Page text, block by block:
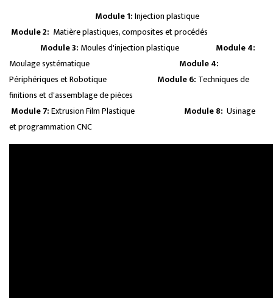
Module 1:Injection plastique
Module 2: Matière plastiques, composites et procédés
Module 3: Moules d'injection plastique
Module 4:
Moulage systématique
Module 4:
Périphériques et Robotique
Module 6: Techniques de
finitions et d'assemblage de pièces
Module 7:Extrusion Film Plastique Module 8: Usinage
et programmation CNC